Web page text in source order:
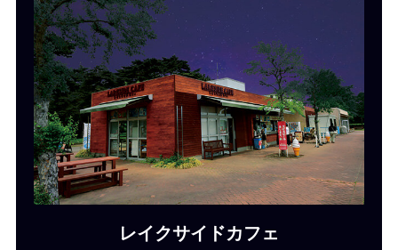
レイクサイドカフェ